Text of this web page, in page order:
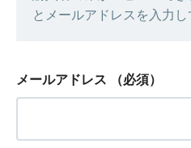
とメールアドレスを入力し
メールアドレス （必須）